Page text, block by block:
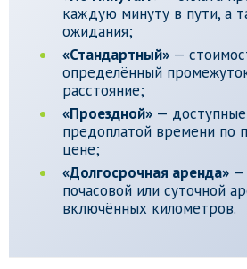
каждую минуту в пути, а
ожидания;
«Стандартный» —
определённый
расстояние;
«Проездной» —
предоплатой времени по
цене;
«Долгосрочная аренда» —
почасовой или суточной
включённых километров.